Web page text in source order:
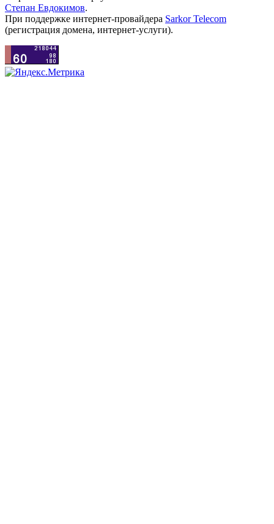
Степан Евдокимов.
При поддержке интернет-провайдера Sarkor Telecom
(регистрация домена, интернет-услуги).